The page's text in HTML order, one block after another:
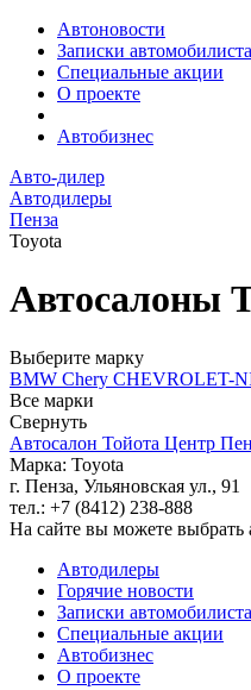
Автоновости
Записки автомобилиста
Специальные акции
О проекте
Автобизнес
Авто-дилер
Автодилеры
Пенза
Toyota
Автосалоны
Выберите марку
BMW Chery CHEVROLET-
Все марки
Свернуть
Автосалон Тойота Центр
Марка: Toyota
г. Пенза, Ульяновская ул., 91
тел.: +7 (8412) 238-888
На сайте вы можете выбрать
Автодилеры
Горячие новости
Записки автомобилиста
Специальные акции
Автобизнес
О проекте